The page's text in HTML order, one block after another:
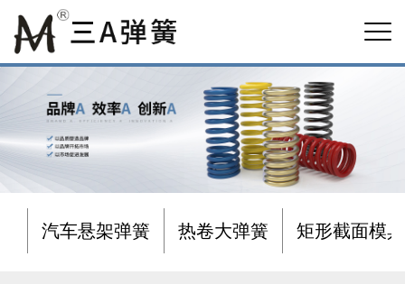
汽车悬架弹簧 热卷大弹簧 矩形截面模